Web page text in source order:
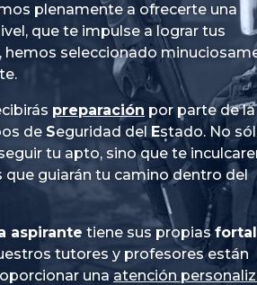
plenamente a ofrecerte una
que te impulse a lograr tus
hemos seleccionado
preparación por parte de la
de Seguridad del Estado. No
tu apto, sino que te
que guiarán tu camino dentro del
aspirante tiene sus propias
tutores y profesores están
una atención